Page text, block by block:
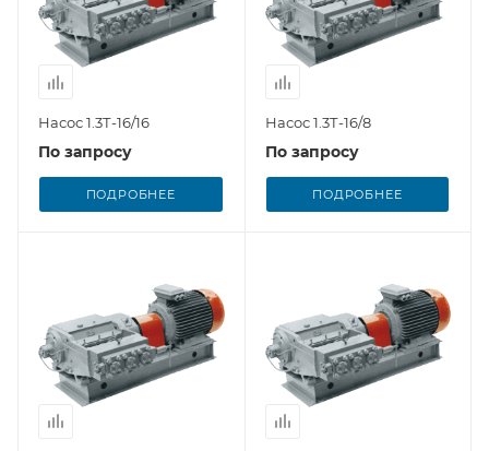
Насос 1.3Т-16/16
По запросу
ПОДРОБНЕЕ
Насос 1.3Т-16/8
По запросу
ПОДРОБНЕЕ